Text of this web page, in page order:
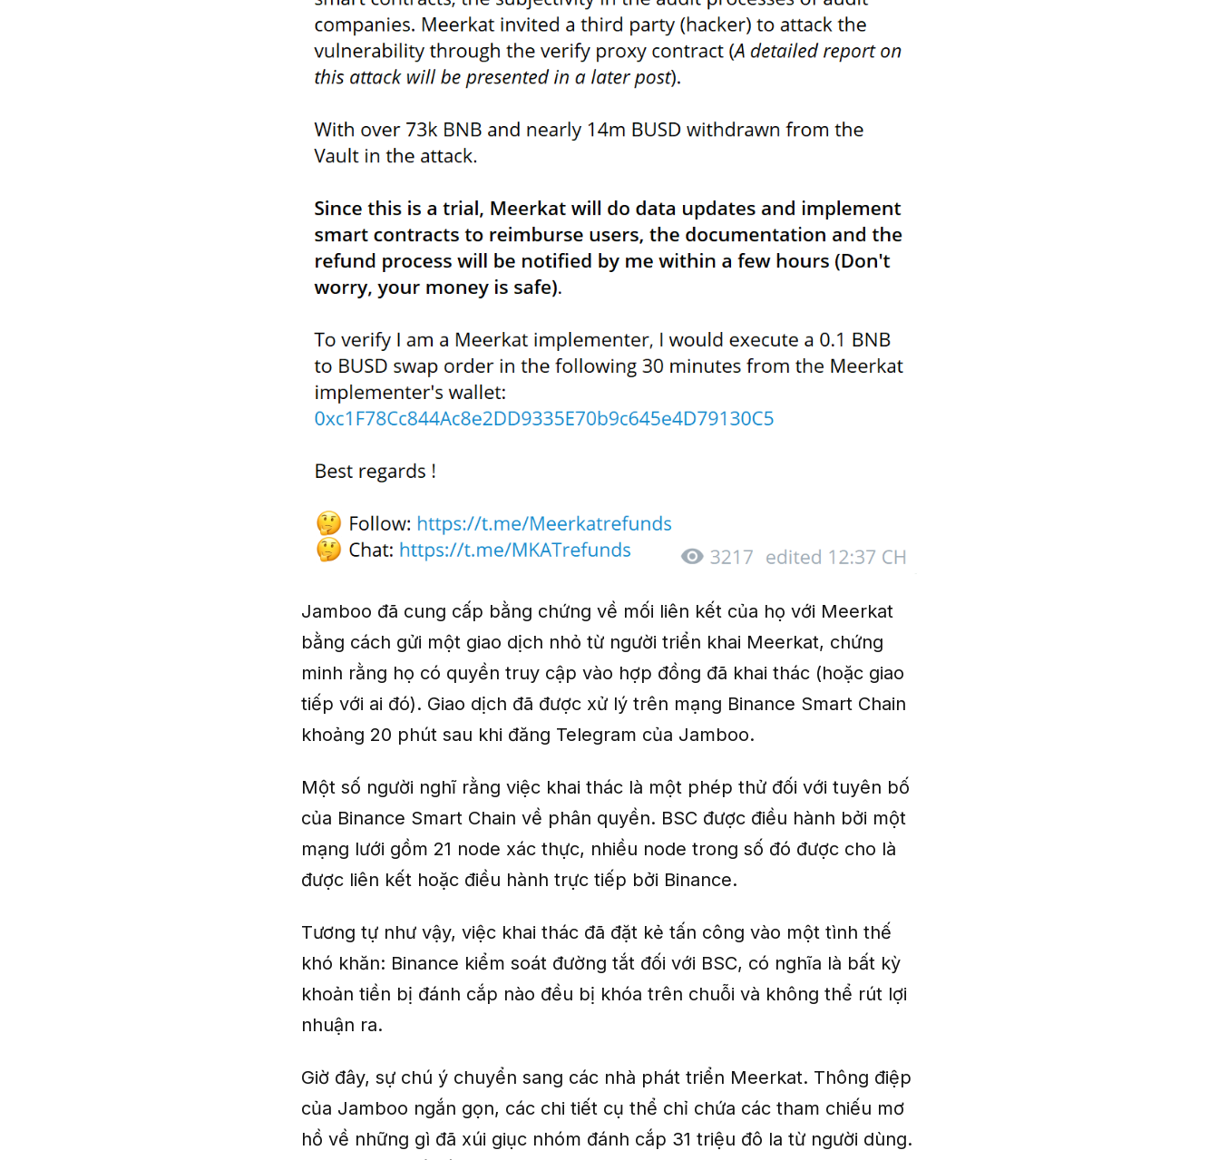
Jamboo đã cung cấp bằng chứng về mối liên kết của họ với Meerkat
bằng cách gửi một giao dịch nhỏ từ người triển khai Meerkat, chứng
minh rằng họ có quyền truy cập vào hợp đồng đã khai thác (hoặc giao
tiếp với ai đó). Giao dịch đã được xử lý trên mạng Binance Smart Chain
khoảng 20 phút sau khi đăng Telegram của Jamboo.
Một số người nghĩ rằng việc khai thác là một phép thử đối với tuyên bố
của Binance Smart Chain về phân quyền. BSC được điều hành bởi một
mạng lưới gồm 21 node xác thực, nhiều node trong số đó được cho là
được liên kết hoặc điều hành trực tiếp bởi Binance.
Tương tự như vậy, việc khai thác đã đặt kẻ tấn công vào một tình thế
khó khăn: Binance kiểm soát đường tắt đối với BSC, có nghĩa là bất kỳ
khoản tiền bị đánh cắp nào đều bị khóa trên chuỗi và không thể rút lợi
nhuận ra.
Giờ đây, sự chú ý chuyển sang các nhà phát triển Meerkat. Thông điệp
của Jamboo ngắn gọn, các chi tiết cụ thể chỉ chứa các tham chiếu mơ
hồ về những gì đã xúi giục nhóm đánh cắp 31 triệu đô la từ người dùng.